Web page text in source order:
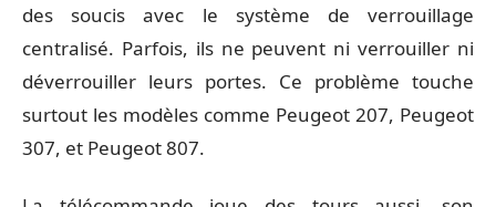
des soucis avec le système de verrouillage
centralisé. Parfois, ils ne peuvent ni verrouiller ni
déverrouiller leurs portes. Ce problème touche
surtout les modèles comme Peugeot 207, Peugeot
307, et Peugeot 807.